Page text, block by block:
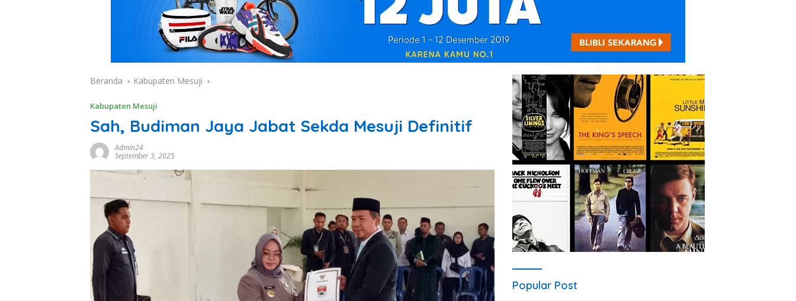
Beranda Kabupaten Mesuji
Kabupaten Mesuji
Sah, Budiman Jaya Jabat Sekda Mesuji Definitif
Admin24
September 3, 2025
Popular Post